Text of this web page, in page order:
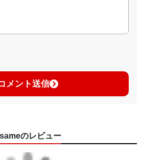
メント送信
のレビュー